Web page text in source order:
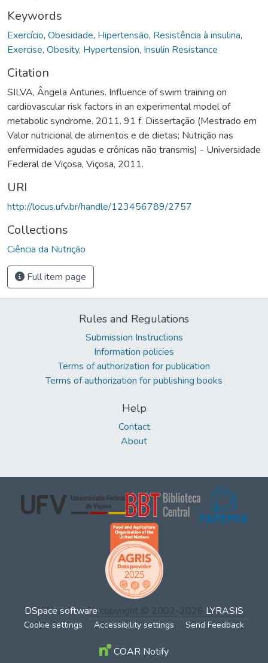
Keywords
Exercício, Obesidade, Hipertensão, Resistência à insulina,
Exercise, Obesity, Hypertension, Insulin Resistance
Citation
SILVA, Ângela Antunes. Influence of swim training on
cardiovascular risk factors in an experimental model of
metabolic syndrome. 2011. 91 f. Dissertação (Mestrado em
Valor nutricional de alimentos e de dietas; Nutrição nas
enfermidades agudas e crônicas não transmis) - Universidade
Federal de Viçosa, Viçosa, 2011.
URI
http://locus.ufv.br/handle/123456789/2757
Collections
Ciência da Nutrição
Full item page
Rules and Regulations
Submission Instructions
Information policies
Terms of authorization for publication
Terms of authorization for publishing books
Help
Contact
About
DSpace software copyright © 2002-2026 LYRASIS
Cookie settings Accessibility settings Send Feedback
COAR Notify